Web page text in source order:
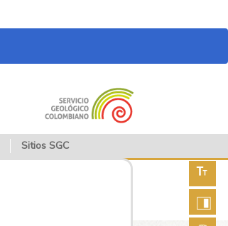
Sitios SGC
fuente